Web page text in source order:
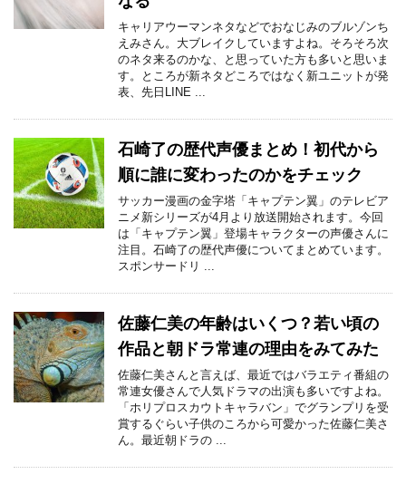
キャリアウーマンネタなどでおなじみのブルゾンち
えみさん。大ブレイクしていますよね。そろそろ次
のネタ来るのかな、と思っていた方も多いと思いま
す。ところが新ネタどころではなく新ユニットが発
表、先日LINE ...
石崎了の歴代声優まとめ！初代から
順に誰に変わったのかをチェック
サッカー漫画の金字塔「キャプテン翼」のテレビア
ニメ新シリーズが4月より放送開始されます。今回
は「キャプテン翼」登場キャラクターの声優さんに
注目。石崎了の歴代声優についてまとめています。
スポンサードリ ...
佐藤仁美の年齢はいくつ？若い頃の
作品と朝ドラ常連の理由をみてみた
佐藤仁美さんと言えば、最近ではバラエティ番組の
常連女優さんで人気ドラマの出演も多いですよね。
「ホリプロスカウトキャラバン」でグランプリを受
賞するぐらい子供のころから可愛かった佐藤仁美さ
ん。最近朝ドラの ...